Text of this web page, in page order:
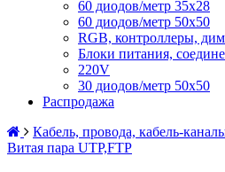
60 диодов/метр 35x28
60 диодов/метр 50x50
RGB, контроллеры,
Блоки питания,
220V
30 диодов/метр 50х50
Распродажа
Кабель, провода, кабель-
Витая пара UTP,FTP